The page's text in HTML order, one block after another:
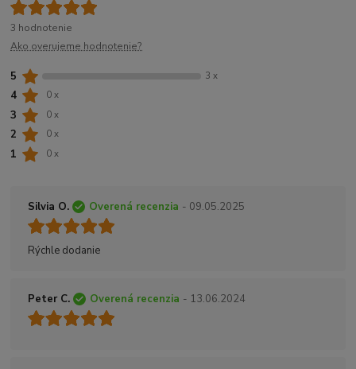
3 hodnotenie
Ako overujeme hodnotenie?
5 3 x
4 0 x
3 0 x
2 0 x
1 0 x
Silvia O. Overená recenzia - 09.05.2025
Rýchle dodanie
Peter C. Overená recenzia - 13.06.2024